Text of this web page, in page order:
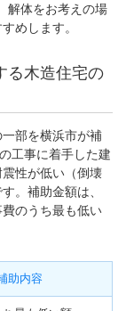
解体をお考えの場
めします。
る木造住宅の
部を横浜市が補
工事に着手した建
性が低い（倒壊
。補助金額は、
のうち最も低い
助内容